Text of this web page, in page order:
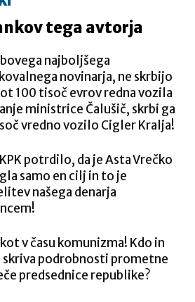
tega avtorja
najboljšega
novinarja, ne skrbijo
100 tisoč evrov redna vozila
ministrice Čalušič, skrbi ga
vredno vozilo Cigler Kralja!
potrdilo, da je Asta Vrečko
samo en cilj in to je
našega denarja
v času komunizma! Kdo in
skriva podrobnosti prometne
predsednice republike?